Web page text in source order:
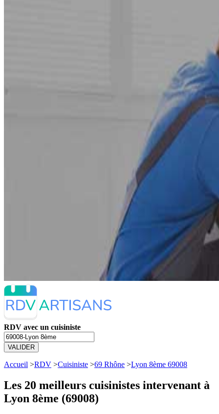
RDV avec un cuisiniste
VALIDER
Accueil >RDV >Cuisiniste >69 Rhône >Lyon 8ème 69008
Les 20 meilleurs cuisinistes intervenant à
Lyon 8ème (69008)